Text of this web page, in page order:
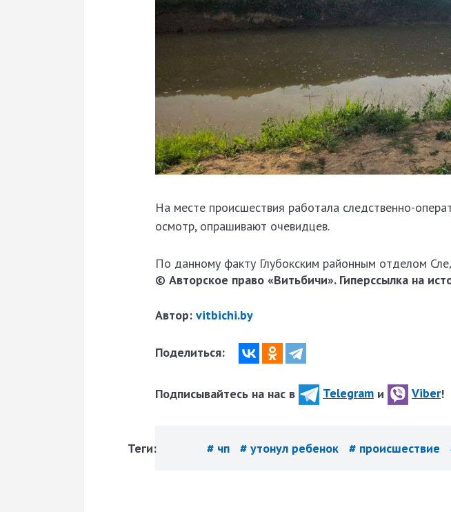
На месте происшествия работала следственно-
осмотр, опрашивают очевидцев.
По данному факту Глубокским районным отделом
© Авторское право «Витьбичи». Гиперссылка на
Автор: vitbichi.by
Поделиться:
Подписывайтесь на нас в Telegram и Viber!
Теги: # чп # утонул ребенок # происшествие